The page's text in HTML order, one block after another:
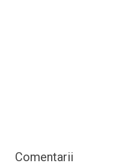
Comentarii